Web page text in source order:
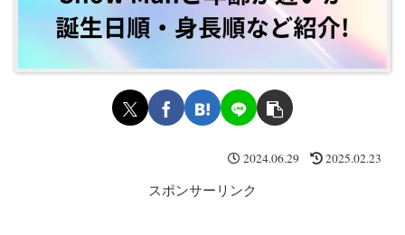
2024.06.29 2025.02.23
スポンサーリンク